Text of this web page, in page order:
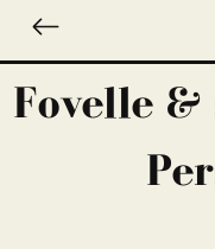
Fovelle &